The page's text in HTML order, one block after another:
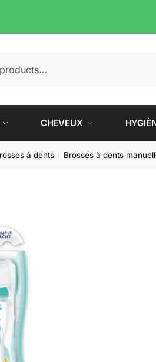
CHEVEUX
à dents / Brosses à dents